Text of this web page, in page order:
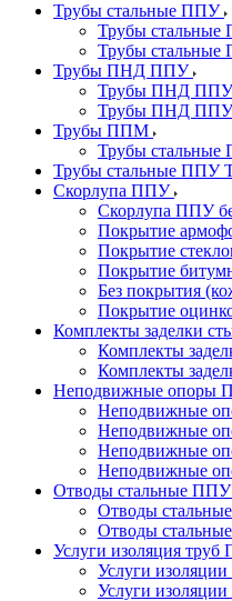
Трубы стальные ППУ
Трубы
Трубы
Трубы ПНД ППУ
Трубы ПНД
Трубы ПНД
Трубы ППМ
Трубы
Трубы стальные ППУ
Скорлупа ППУ
Скорлупа ППУ
Покрытие
Покрытие
Покрытие
Без покрытия
Покрытие
Комплекты заделки
Комплекты
Комплекты
Неподвижные опоры
Неподвижные
Неподвижные
Неподвижные
Неподвижные
Отводы стальные ППУ
Отводы
Отводы
Услуги изоляция
Услуги
Услуги